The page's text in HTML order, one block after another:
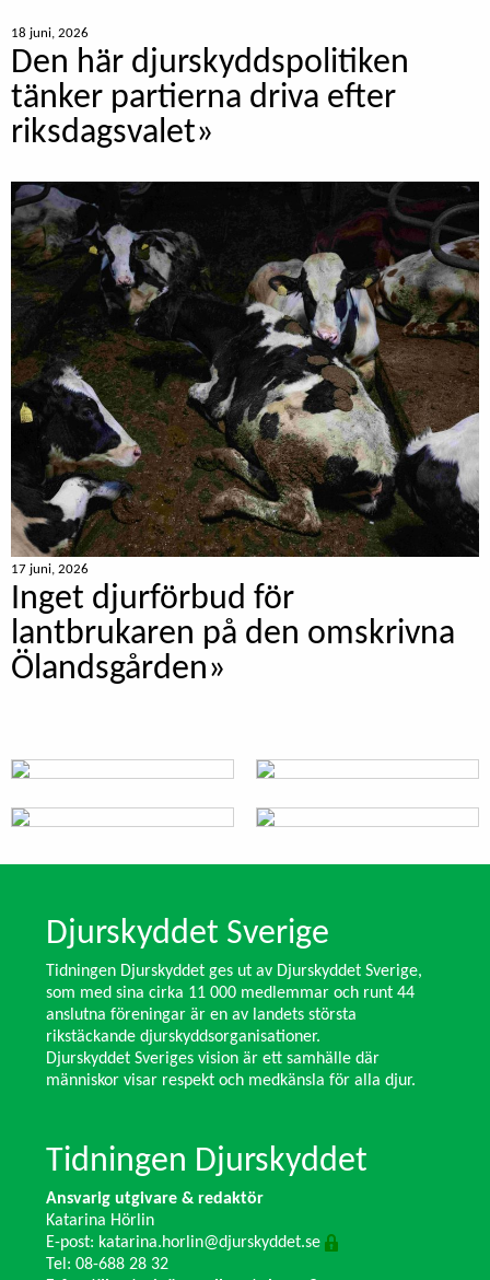
18 juni, 2026
Den här djurskyddspolitiken
tänker partierna driva efter
riksdagsvalet»
17 juni, 2026
Inget djurförbud för
lantbrukaren på den omskrivna
Ölandsgården»
Djurskyddet Sverige
Tidningen Djurskyddet ges ut av Djurskyddet Sverige,
som med sina cirka 11 000 medlemmar och runt 44
anslutna föreningar är en av landets största
rikstäckande djurskyddsorganisationer.
Djurskyddet Sveriges vision är ett samhälle där
människor visar respekt och medkänsla för alla djur.
Tidningen Djurskyddet
Ansvarig utgivare & redaktör
Katarina Hörlin
E-post: katarina.horlin@djurskyddet.se
Tel: 08-688 28 32